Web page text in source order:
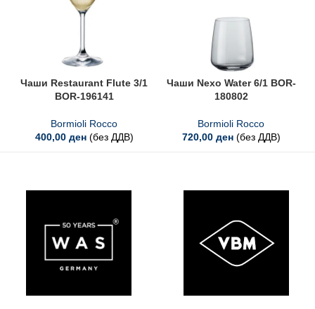
Чаши Restaurant Flute 3/1
BOR-196141
Bormioli Rocco
400,00 ден (без ДДВ)
Чаши Nexo Water 6/1 BOR-
180802
Bormioli Rocco
720,00 ден (без ДДВ)